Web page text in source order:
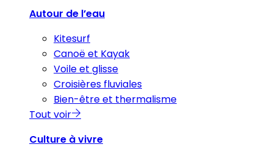
Autour de l’eau
Kitesurf
Canoë et Kayak
Voile et glisse
Croisières fluviales
Bien-être et thermalisme
Tout voir
Culture à vivre